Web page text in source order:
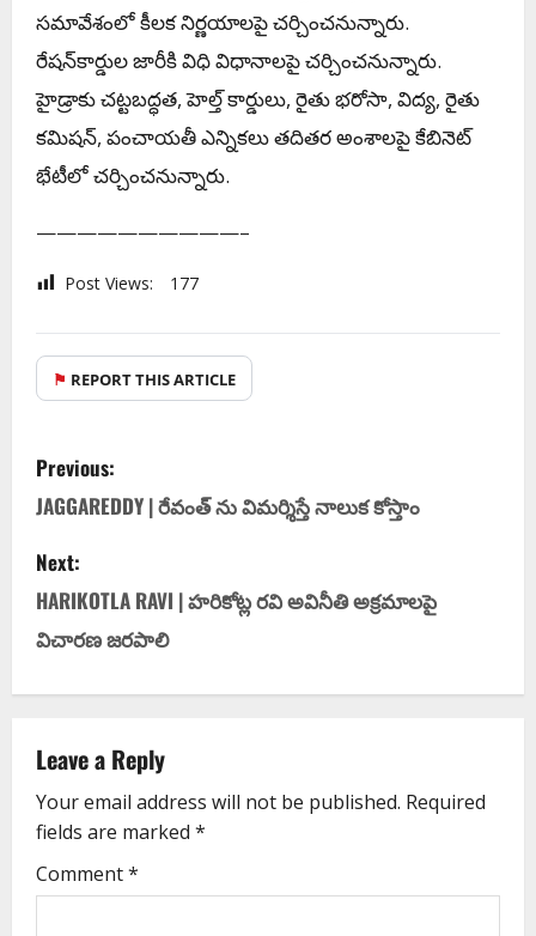
స‌మావేశంలో కీల‌క నిర్ణ‌యాల‌పై చ‌ర్చించ‌నున్నారు.
రేష‌న్‌కార్డుల జారీకి విధి విధానాల‌పై చ‌ర్చించ‌నున్నారు.
హైడ్రాకు చ‌ట్ట‌బ‌ద్ధ‌త, హెల్త్ కార్డులు, రైతు భ‌రోసా, విద్య‌, రైతు
క‌మిష‌న్‌, పంచాయ‌తీ ఎన్నిక‌లు త‌దిత‌ర అంశాలపై కేబినెట్
భేటీలో చ‌ర్చించ‌నున్నారు.
——————————–
Post Views: 177
⚑ REPORT THIS ARTICLE
Previous:
JAGGAREDDY | రేవంత్ ను విమ‌ర్శిస్తే నాలుక కోస్తాం
Next:
HARIKOTLA RAVI | హరికోట్ల ర‌వి అవినీతి అక్రమాలపై
విచారణ జరపాలి
Leave a Reply
Your email address will not be published. Required
fields are marked *
Comment*